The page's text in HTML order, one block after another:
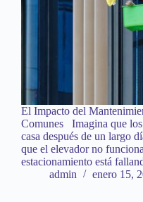
El Impacto del
Comunes Imagina que
casa después de un largo
que el elevador no
estacionamiento está
admin
enero 15,